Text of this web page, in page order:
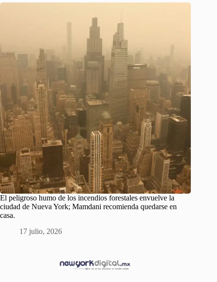
El peligroso humo de los incendios forestales envuelve la
ciudad de Nueva York; Mamdani recomienda quedarse en
casa.
17 julio, 2026